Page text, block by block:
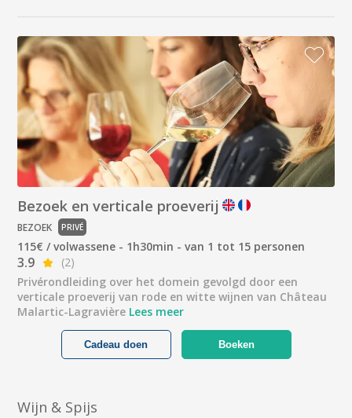
Bezoek en verticale proeverij
BEZOEK PRIVÉ
115€ / volwassene - 1h30min - van 1 tot 15 personen
3.9
(2)
Privérondleiding over het domein gevolgd door een
verticale proeverij van rode en witte wijnen van Château
Malartic-Lagravière Lees meer
Boeken
Cadeau doen
Wijn & Spijs